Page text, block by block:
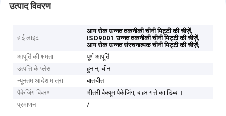
उत्पाद विवरण
हाई लाइट
आग रोक उन्नत तकनीकी चीनी मिट्टी की चीज़ें,
ISO9001 उन्नत तकनीकी चीनी मिट्टी की चीज़ें,
आग रोक उन्नत संरचनात्मक चीनी मिट्टी की चीज़ें;
आपूर्ति की क्षमता
पूर्ण आपूर्ति
उत्पत्ति के प्लेस
हुनान, चीन
न्यूनतम आदेश मात्रा
बातचीत
पैकेजिंग विवरण
भीतरी वैक्यूम पैकेजिंग, बाहर गत्ते का डिब्बा।
प्रमाणन
/